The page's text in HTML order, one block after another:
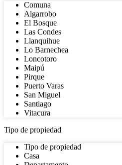
Comuna
Algarrobo
El Bosque
Las Condes
Llanquihue
Lo Barnechea
Loncotoro
Maipú
Pirque
Puerto Varas
San Miguel
Santiago
Vitacura
Tipo de propiedad
Tipo de propiedad
Casa